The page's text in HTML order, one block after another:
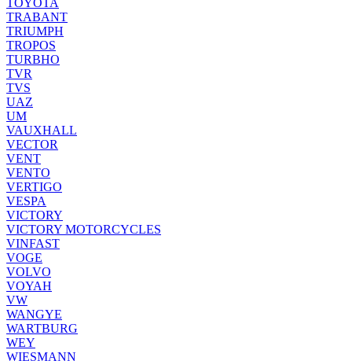
TOYOTA
TRABANT
TRIUMPH
TROPOS
TURBHO
TVR
TVS
UAZ
UM
VAUXHALL
VECTOR
VENT
VENTO
VERTIGO
VESPA
VICTORY
VICTORY MOTORCYCLES
VINFAST
VOGE
VOLVO
VOYAH
VW
WANGYE
WARTBURG
WEY
WIESMANN